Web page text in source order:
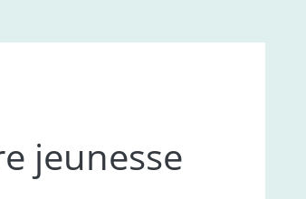
jeunesse